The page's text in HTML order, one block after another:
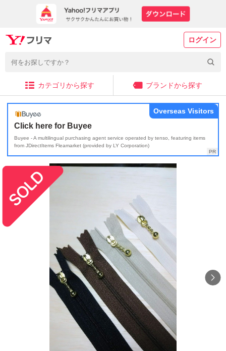
ログイン
カテゴリから探す ブランドから探す
Click here for Buyee
Buyee - A multilingual purchasing agent service operated by tenso, featuring items
from JDirectItems Fleamarket (provided by LY Corporation)
Overseas Visitors